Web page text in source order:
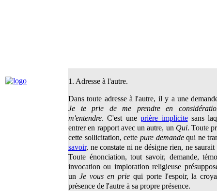
1. Adresse à l'autre.
Dans toute adresse à l'autre, il y a une
Je te prie de me prendre en
m'entendre. C'est uneprière implicitesans
entrer en rapport avec un autre, un Qui. Toute
cette sollicitation, cette pure demandequi ne
savoir, ne constate ni ne désigne rien, ne
Toute énonciation, tout savoir, demande,
invocation ou imploration religieuse
un Je vous en priequi porte l'espoir, la
présence de l'autre à sa propre présence.